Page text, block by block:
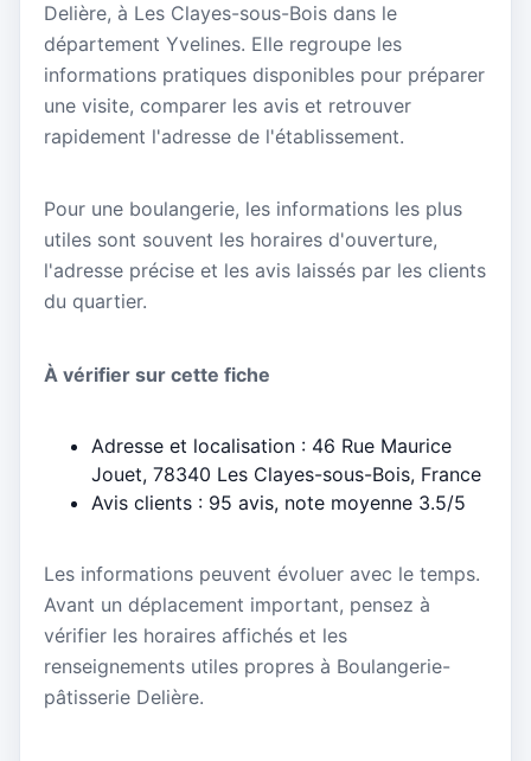
Delière, à Les Clayes-sous-Bois dans le
département Yvelines. Elle regroupe les
informations pratiques disponibles pour préparer
une visite, comparer les avis et retrouver
rapidement l'adresse de l'établissement.
Pour une boulangerie, les informations les plus
utiles sont souvent les horaires d'ouverture,
l'adresse précise et les avis laissés par les clients
du quartier.
À vérifier sur cette fiche
Adresse et localisation : 46 Rue Maurice
Jouet, 78340 Les Clayes-sous-Bois, France
Avis clients : 95 avis, note moyenne 3.5/5
Les informations peuvent évoluer avec le temps.
Avant un déplacement important, pensez à
vérifier les horaires affichés et les
renseignements utiles propres à Boulangerie-
pâtisserie Delière.